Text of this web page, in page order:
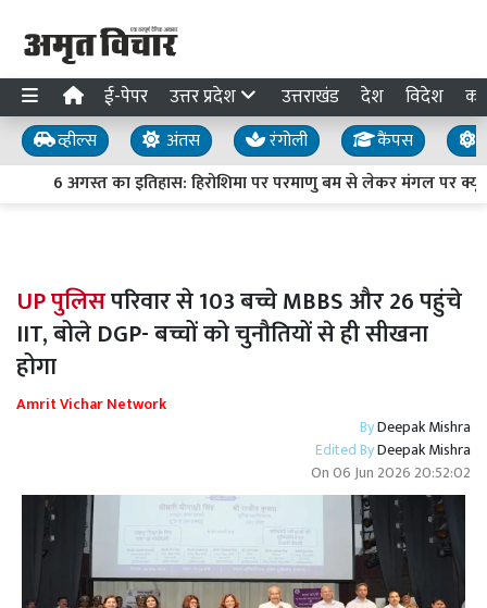
ई-पेपर उत्तर प्रदेश उत्तराखंड देश विदेश
व्हील्स अंतस रंगोली कैंपस
6 अगस्त का इतिहास: हिरोशिमा पर परमाणु बम से लेकर मंगल पर
UP पुलिसपरिवार से 103 बच्चे MBBS और 26 पहुंचे
IIT, बोले DGP- बच्चों को चुनौतियों से ही सीखना
होगा
Amrit Vichar Network
ByDeepak Mishra
Edited ByDeepak Mishra
On06 Jun 2026 20:52:02